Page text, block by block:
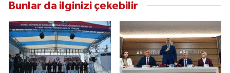
Bunlar da ilginizi çekebilir